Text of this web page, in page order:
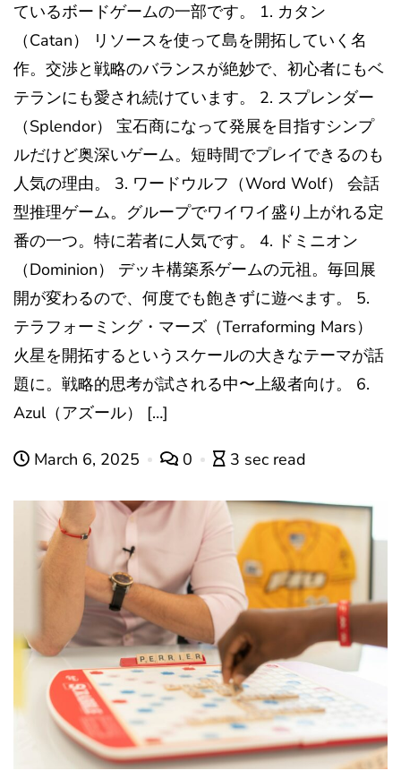
ているボードゲームの一部です。 1. カタン
（Catan） リソースを使って島を開拓していく名
作。交渉と戦略のバランスが絶妙で、初心者にもベ
テランにも愛され続けています。 2. スプレンダー
（Splendor） 宝石商になって発展を目指すシンプ
ルだけど奥深いゲーム。短時間でプレイできるのも
人気の理由。 3. ワードウルフ（Word Wolf） 会話
型推理ゲーム。グループでワイワイ盛り上がれる定
番の一つ。特に若者に人気です。 4. ドミニオン
（Dominion） デッキ構築系ゲームの元祖。毎回展
開が変わるので、何度でも飽きずに遊べます。 5.
テラフォーミング・マーズ（Terraforming Mars）
火星を開拓するというスケールの大きなテーマが話
題に。戦略的思考が試される中〜上級者向け。 6.
Azul（アズール） […]
March 6, 2025 0 3 sec read